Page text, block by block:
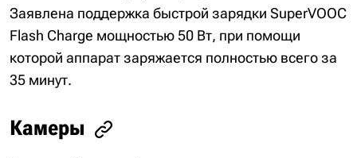
Заявлена поддержка быстрой зарядки SuperVOOC
Flash Charge мощностью 50 Вт, при помощи
которой аппарат заряжается полностью всего за
35 минут.
Камеры